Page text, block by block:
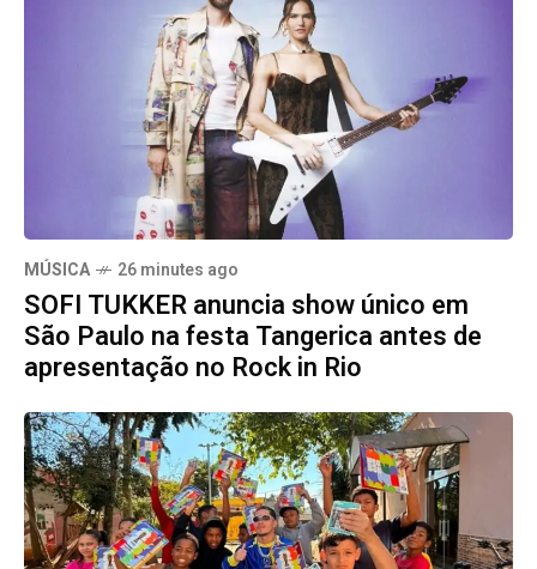
MÚSICA 26 minutes ago
SOFI TUKKER anuncia show único em
São Paulo na festa Tangerica antes de
apresentação no Rock in Rio